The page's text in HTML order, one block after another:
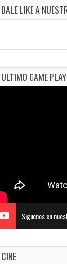
DALE LIKE A
ULTIMO GAME PLAY
Siguenos en
CINE